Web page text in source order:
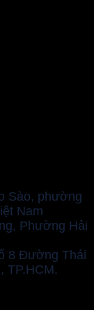
Sào, phường
Nam
Phường Hải
8 Đường Thái
TP.HCM.